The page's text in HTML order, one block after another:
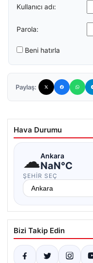
Kullanıcı adı:
Parola:
Beni hatırla
Paylaş:
Hava Durumu
☁Ankara
NaN°C
ŞEHIR SEÇ
Bizi Takip Edin